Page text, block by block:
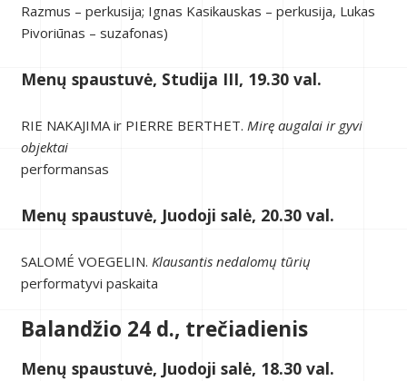
Razmus – perkusija; Ignas Kasikauskas – perkusija, Lukas
Pivoriūnas – suzafonas)
Menų spaustuvė, Studija III, 19.30 val.
RIE NAKAJIMA ir PIERRE BERTHET. Mirę augalai ir gyvi
objektai
performansas
Menų spaustuvė, Juodoji salė, 20.30 val.
SALOMÉ VOEGELIN. Klausantis nedalomų tūrių
performatyvi paskaita
Balandžio 24 d., trečiadienis
Menų spaustuvė, Juodoji salė, 18.30 val.